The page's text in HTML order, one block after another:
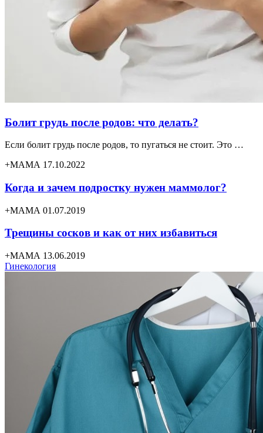
Болит грудь после родов: что делать?
Если болит грудь после родов, то пугаться не стоит. Это …
+МАМА 17.10.2022
Когда и зачем подростку нужен маммолог?
+МАМА 01.07.2019
Трещины сосков и как от них избавиться
+МАМА 13.06.2019
Гинекология